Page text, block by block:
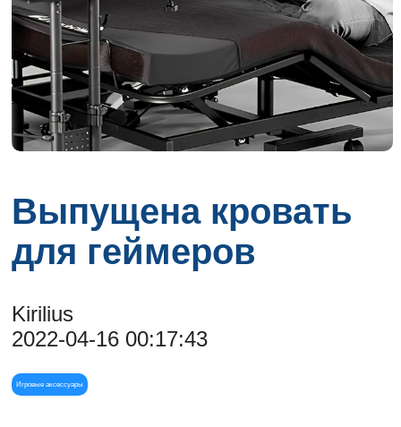
Выпущена кровать
для геймеров
Kirilius
2022-04-16 00:17:43
Игровые аксессуары